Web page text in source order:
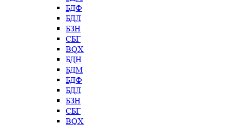
БДФ
БДЛ
БЗН
СБГ
BQX
БДН
БДМ
БДФ
БДЛ
БЗН
СБГ
BQX